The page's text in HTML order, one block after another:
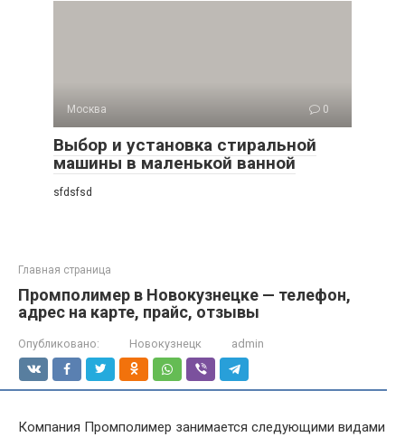
Москва 0
Выбор и установка стиральной
машины в маленькой ванной
sfdsfsd
Главная страница
Промполимер в Новокузнецке — телефон,
адрес на карте, прайс, отзывы
Опубликовано: Новокузнецк admin
Компания Промполимер занимается следующими видами